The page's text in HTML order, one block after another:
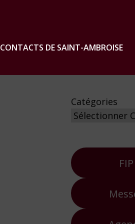
CONTACTS DE SAINT-AMBROISE
Catégories
FIP